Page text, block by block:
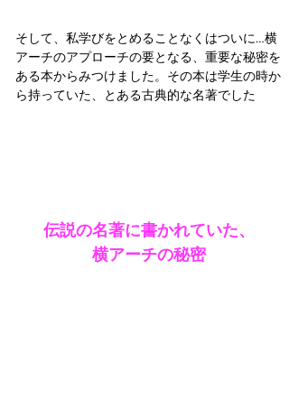
そして、私学びをとめることなくはついに…横
アーチのアプローチの要となる、重要な秘密を
ある本からみつけました。その本は学生の時か
ら持っていた、とある古典的な名著でした
伝説の名著に書かれていた、
横アーチの秘密